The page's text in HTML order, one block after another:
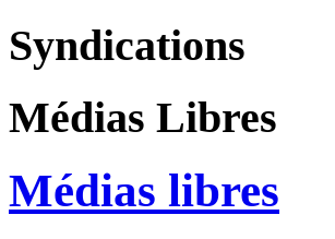
Syndications
Médias Libres
Médias libres